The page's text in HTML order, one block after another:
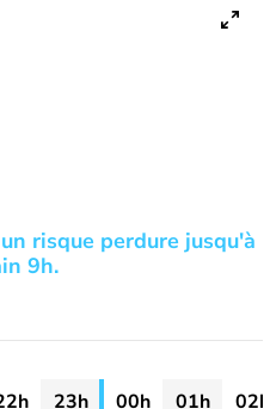
risque perdure jusqu'à
9h.
23h 00h 01h
02h